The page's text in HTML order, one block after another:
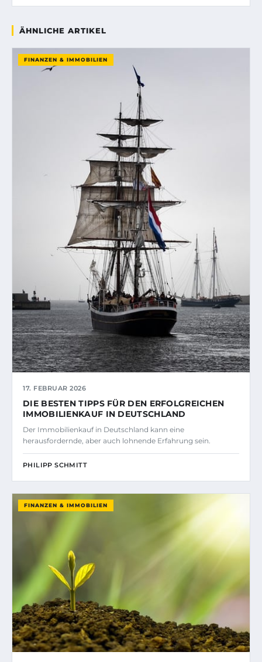
ÄHNLICHE ARTIKEL
FINANZEN & IMMOBILIEN
17. FEBRUAR 2026
DIE BESTEN TIPPS FÜR DEN ERFOLGREICHEN
IMMOBILIENKAUF IN DEUTSCHLAND
Der Immobilienkauf in Deutschland kann eine
herausfordernde, aber auch lohnende Erfahrung sein.
PHILIPP SCHMITT
FINANZEN & IMMOBILIEN